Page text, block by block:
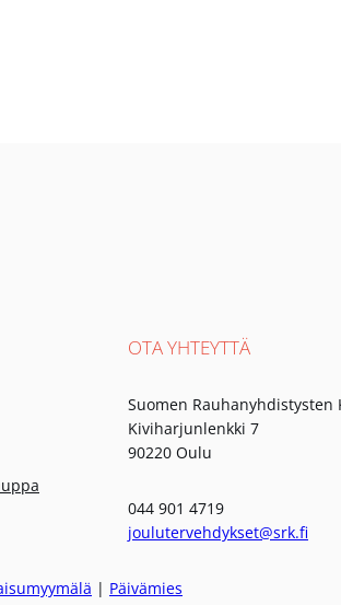
OTA YHTEYTTÄ
Suomen Rauhanyhdistysten
Kiviharjunlenkki 7
90220 Oulu
044 901 4719
joulutervehdykset@srk.fi
| Päivämies